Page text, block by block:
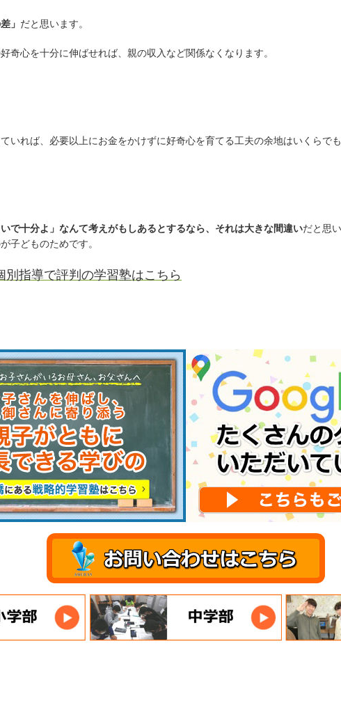
」 だと思います。
奇心を十分に伸ばせれば、親の収入など関係なくなります。
いれば、必要以上にお金をかけずに好奇心を育てる工夫の余地はいくらで
いで十分よ」なんて考えがもしあるとするなら、それは大きな間違いだと思
子どものためです。
別指導で評判の学習塾はこちら